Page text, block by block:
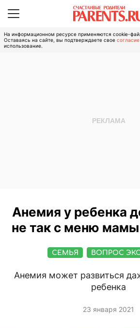
На информационном ресурсе применяются cookie-
Оставаясь на сайте, вы подтверждаете свое согласие
использование.
Анемия у ребенка
не так с меню мамы
СЕМЬЯ ВОПРОС
Анемия может развиться
ребенка
23 января 2021